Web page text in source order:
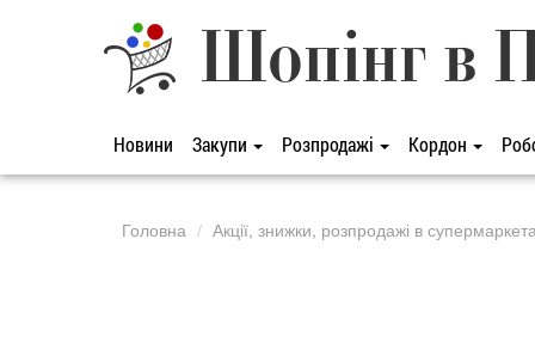
Шопінг в
Новини Закупи Розпродажі Кордон
Головна Акції, знижки, розпродажі в